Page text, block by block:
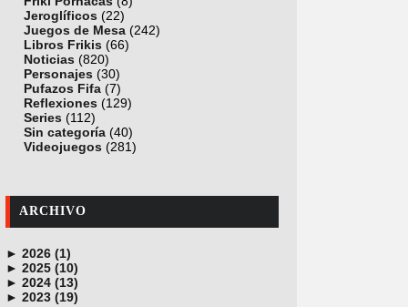
Jeroglíficos (22)
Juegos de Mesa (242)
Libros Frikis (66)
Noticias (820)
Personajes (30)
Pufazos Fifa (7)
Reflexiones (129)
Series (112)
Sin categoría (40)
Videojuegos (281)
ARCHIVO
► 2026 (1)
junio (1)
► 2025 (10)
noviembre (1)
octubre (1)
► 2024 (13)
diciembre (4)
► 2023 (19)